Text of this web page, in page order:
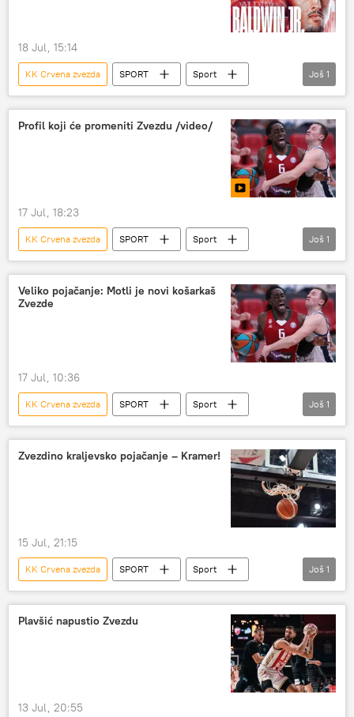
18 Jul, 15:14
KK Crvena zvezda SPORT
Sport
Košarka
Još 1
Profil koji će promeniti Zvezdu /video/
17 Jul, 18:23
KK Crvena zvezda SPORT
Sport
Košarka
Još 1
Veliko pojačanje: Motli je novi košarkaš
Zvezde
17 Jul, 10:36
KK Crvena zvezda SPORT
Sport
Košarka
Još 1
Zvezdino kraljevsko pojačanje – Kramer!
15 Jul, 21:15
KK Crvena zvezda SPORT
Sport
Košarka
Još 1
Plavšić napustio Zvezdu
13 Jul, 20:55